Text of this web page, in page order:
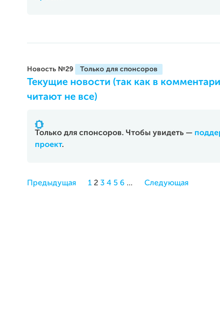
Новость №29
Текущие новости (так как в
читают не все)
Только для спонсоров. Чтобы увидеть —
проект.
Предыдущая 1 2 3 4 5 6 ... Следующая